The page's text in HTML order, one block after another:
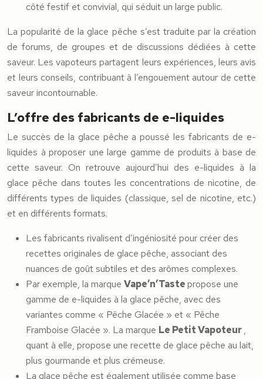
côté festif et convivial, qui séduit un large public.
La popularité de la glace pêche s’est traduite par la création
de forums, de groupes et de discussions dédiées à cette
saveur. Les vapoteurs partagent leurs expériences, leurs avis
et leurs conseils, contribuant à l’engouement autour de cette
saveur incontournable.
L’offre des fabricants de e-liquides
Le succès de la glace pêche a poussé les fabricants de e-
liquides à proposer une large gamme de produits à base de
cette saveur. On retrouve aujourd’hui des e-liquides à la
glace pêche dans toutes les concentrations de nicotine, de
différents types de liquides (classique, sel de nicotine, etc.)
et en différents formats.
Les fabricants rivalisent d’ingéniosité pour créer des
recettes originales de glace pêche, associant des
nuances de goût subtiles et des arômes complexes.
Par exemple, la marque Vape’n’Tastepropose une
gamme de e-liquides à la glace pêche, avec des
variantes comme « Pêche Glacée » et « Pêche
Framboise Glacée ». La marque Le Petit Vapoteur,
quant à elle, propose une recette de glace pêche au lait,
plus gourmande et plus crémeuse.
La glace pêche est également utilisée comme base